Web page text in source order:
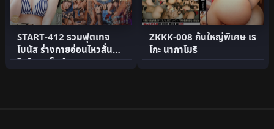
START-412 รวมฟุตเทจ
โบนัส ร่างกายอ่อนไหวสั่นระ
ริกไคลแม็กซ์
ZKKK-008 ก้นใหญ่พิเศษ เร
โกะ นากาโมริ